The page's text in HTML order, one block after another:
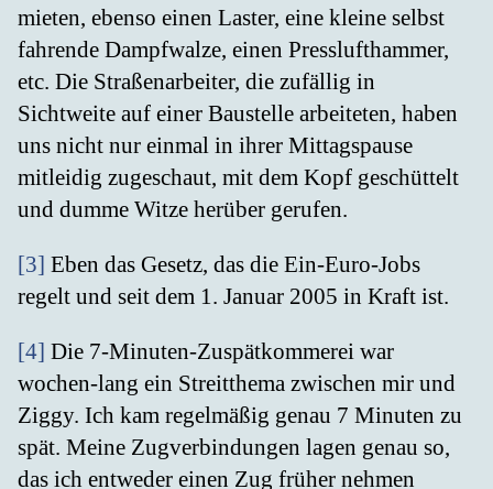
mieten, ebenso einen Laster, eine kleine selbst
fahrende Dampfwalze, einen Presslufthammer,
etc. Die Straßenarbeiter, die zufällig in
Sichtweite auf einer Baustelle arbeiteten, haben
uns nicht nur einmal in ihrer Mittagspause
mitleidig zugeschaut, mit dem Kopf geschüttelt
und dumme Witze herüber gerufen.
[3] Eben das Gesetz, das die Ein-Euro-Jobs
regelt und seit dem 1. Januar 2005 in Kraft ist.
[4] Die 7-Minuten-Zuspätkommerei war
wochen-lang ein Streitthema zwischen mir und
Ziggy. Ich kam regelmäßig genau 7 Minuten zu
spät. Meine Zugverbindungen lagen genau so,
das ich entweder einen Zug früher nehmen